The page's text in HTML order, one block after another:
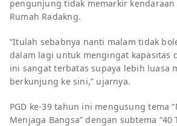
pengunjung tidak memarkir kendaraan
Rumah Radakng.
“Itulah sebabnya nanti malam tidak
dalam lagi untuk mengingat kapasitas
ini sangat terbatas supaya lebih luasa
berkunjung ke sini,” ujarnya.
PGD ke-39 tahun ini mengusung tema
Menjaga Bangsa” dengan subtema “40